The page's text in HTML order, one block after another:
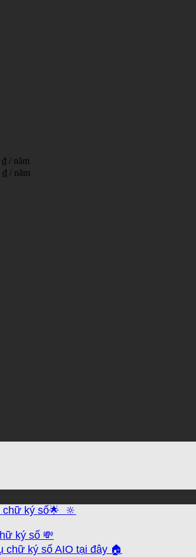
₫ / năm
₫ / năm
chữ ký số🌟 🔆
ký số 💸
chữ ký số AIO tại đây 🏠